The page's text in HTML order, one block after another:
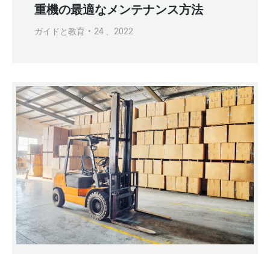
重機の最適なメンテナンス方法
ガイドと教育 24 、2022